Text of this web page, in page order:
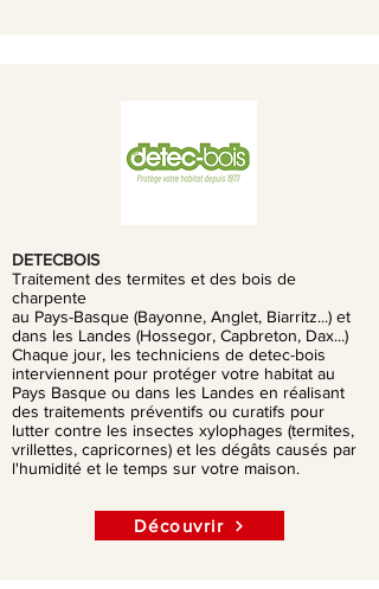
DETECBOIS
Traitement des termites et des bois de
charpente
au Pays-Basque (Bayonne, Anglet, Biarritz...) et
dans les Landes (Hossegor, Capbreton, Dax...)
Chaque jour, les techniciens de detec-bois
interviennent pour protéger votre habitat au
Pays Basque ou dans les Landes en réalisant
des traitements préventifs ou curatifs pour
lutter contre les insectes xylophages (termites,
vrillettes, capricornes) et les dégâts causés par
l'humidité et le temps sur votre maison.
Découvrir